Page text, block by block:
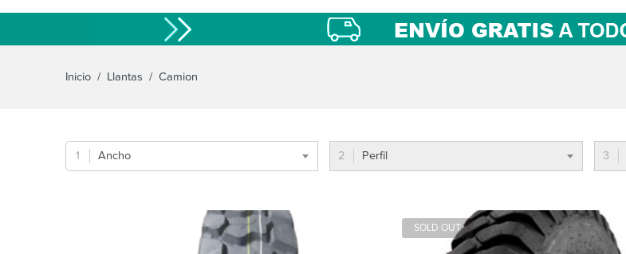
Inicio / Llantas / Camion
Ancho Perfil
SOLD OUT